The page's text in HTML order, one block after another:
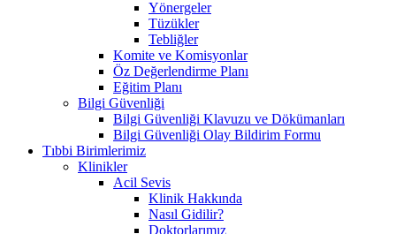
Yönergeler
Tüzükler
Tebliğler
Komite ve Komisyonlar
Öz Değerlendirme Planı
Eğitim Planı
Bilgi Güvenliği
Bilgi Güvenliği Klavuzu ve Dökümanları
Bilgi Güvenliği Olay Bildirim Formu
Tıbbi Birimlerimiz
Klinikler
Acil Sevis
Klinik Hakkında
Nasıl Gidilir?
Doktorlarımız